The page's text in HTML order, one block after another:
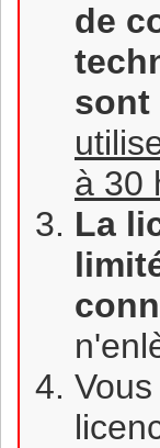
de
sont
à 30
La